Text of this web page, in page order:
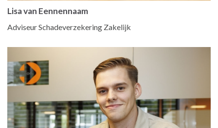
Lisa van Eennennaam
Adviseur Schadeverzekering Zakelijk